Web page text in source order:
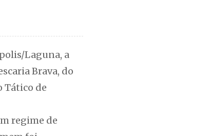
Laguna, a
Brava, do
Tático de
regime de